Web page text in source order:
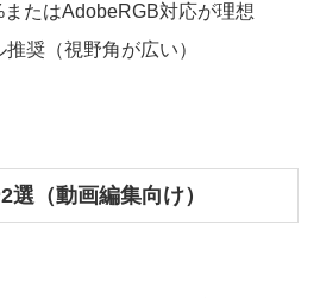
たはAdobeRGB対応が理想
奨（視野角が広い）
（動画編集向け）